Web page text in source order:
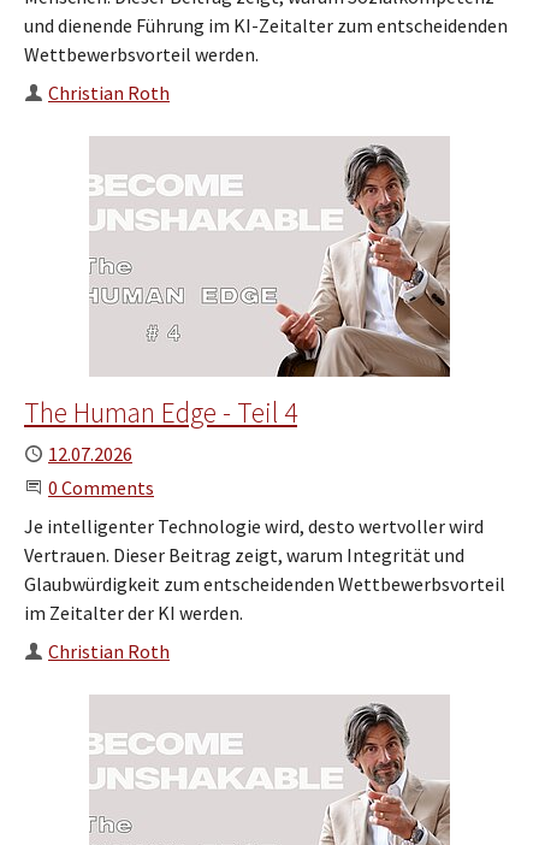
und dienende Führung im KI-Zeitalter zum entscheidenden
Wettbewerbsvorteil werden.
Author
Christian Roth
The Human Edge - Teil 4
Published
12.07.2026
Start the Conversation
0 Comments
Je intelligenter Technologie wird, desto wertvoller wird
Vertrauen. Dieser Beitrag zeigt, warum Integrität und
Glaubwürdigkeit zum entscheidenden Wettbewerbsvorteil
im Zeitalter der KI werden.
Author
Christian Roth